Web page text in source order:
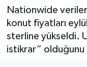
Nationwide
konut fiyatları
sterline yükseldi.
istikrar”